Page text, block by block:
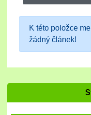
K této položce
žádný článek!